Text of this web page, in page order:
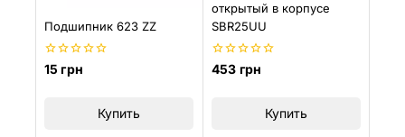
Подшипник 623 ZZ
0
15грн
Купить
открытый в корпусе
SBR25UU
0
453 грн
Купить